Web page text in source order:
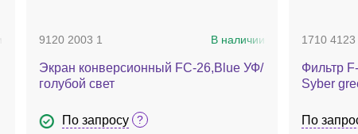
9120 2003 1 В наличии
Экран конверсионный FC-26,Blue УФ/
голубой свет
По запросу
1710 4123
Фильтр
Syber
По